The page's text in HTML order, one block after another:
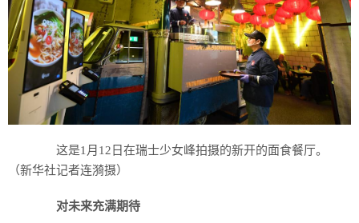
这是1月12日在瑞士少女峰拍摄的新开的面食餐厅。
（新华社记者连漪摄）
对未来充满期待